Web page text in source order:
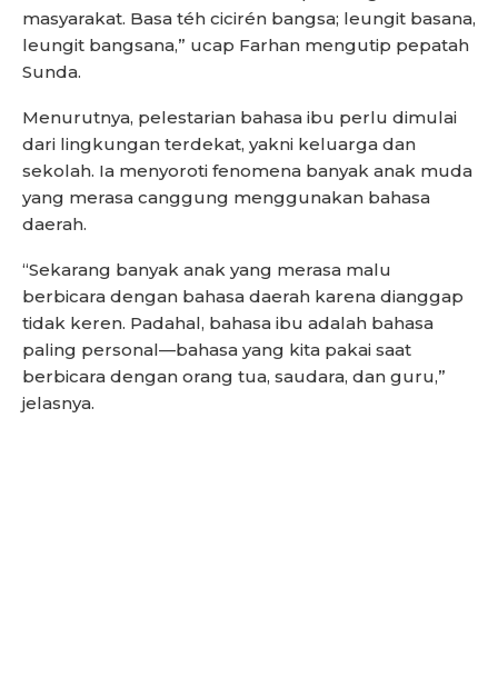
masyarakat. Basa téh cicirén bangsa; leungit basana,
leungit bangsana,” ucap Farhan mengutip pepatah
Sunda.
Menurutnya, pelestarian bahasa ibu perlu dimulai
dari lingkungan terdekat, yakni keluarga dan
sekolah. Ia menyoroti fenomena banyak anak muda
yang merasa canggung menggunakan bahasa
daerah.
“Sekarang banyak anak yang merasa malu
berbicara dengan bahasa daerah karena dianggap
tidak keren. Padahal, bahasa ibu adalah bahasa
paling personal—bahasa yang kita pakai saat
berbicara dengan orang tua, saudara, dan guru,”
jelasnya.